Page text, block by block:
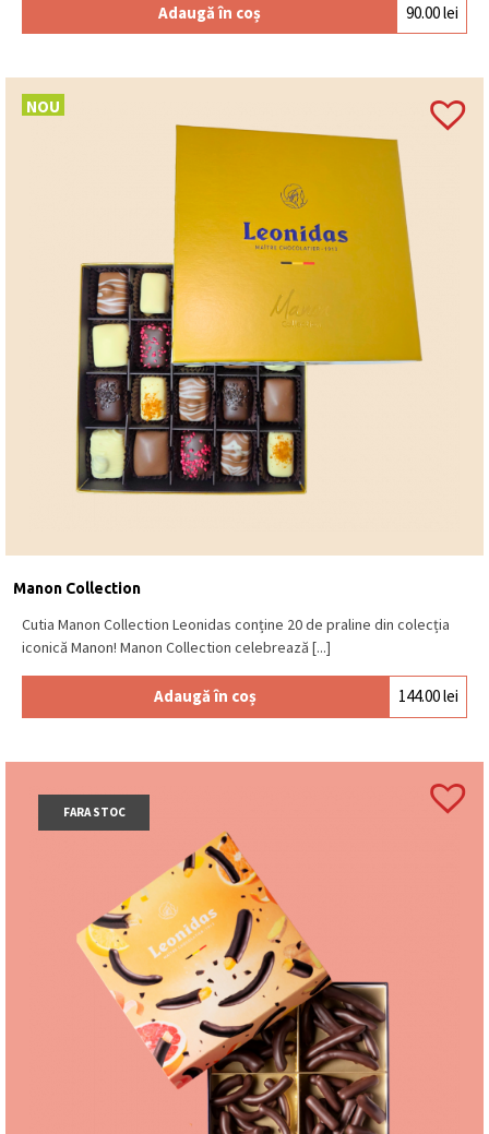
Adaugă în coș 90.00lei
NOU
Manon Collection
Cutia Manon Collection Leonidas conține 20 de praline din colecția
iconică Manon! Manon Collection celebrează [...]
Adaugă în coș 144.00lei
FARA STOC